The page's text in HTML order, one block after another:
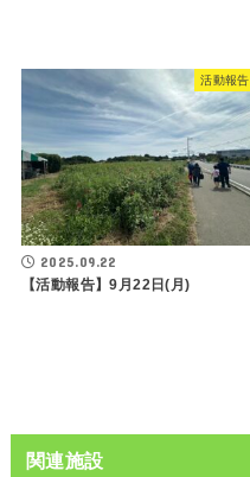
活動報告
2025.09.22
【活動報告】9月22日(月)
関連施設